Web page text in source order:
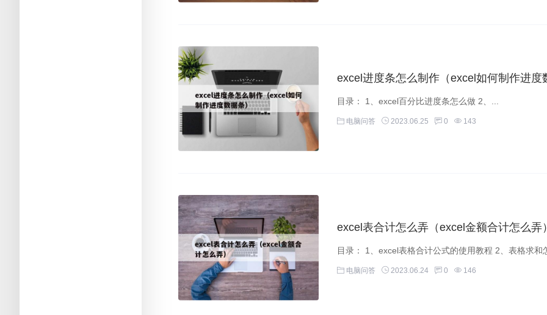
excel进度条怎么制作（excel如何制作进度
目录： 1、excel百分比进度条怎么做 2、...
电脑问答 2023.06.25 0 143
excel表合计怎么弄（excel金额合计怎么弄）
电脑问答 2023.06.24 0 146